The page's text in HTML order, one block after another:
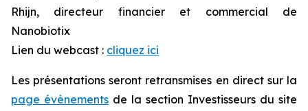
Rhijn, directeur financier et commercial de
Nanobiotix
Lien du webcast : cliquez ici
Les présentations seront retransmises en direct sur la
page évènements de la section Investisseurs du site